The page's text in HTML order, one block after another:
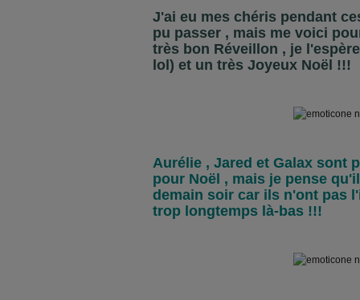
J'ai eu mes chéris pendant
pu passer , mais me voici
très bon Réveillon , je
lol) et un très Joyeux Noël !!!
Aurélie , Jared et Galax sont
pour Noël , mais je pense
demain soir car ils n'ont pas
trop longtemps là-bas !!!